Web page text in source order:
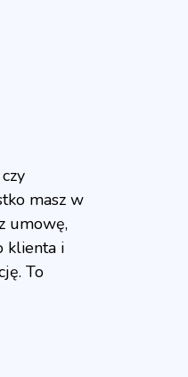
masz w
umowę,
klienta i
To